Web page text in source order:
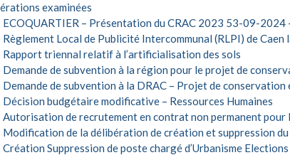
examinées
– Présentation du CRAC 2023 53-09-2024
Local de Publicité Intercommunal (RLPI) de
triennal relatif à l’artificialisation des sols
de subvention à la région pour le projet de
de subvention à la DRAC – Projet de
budgétaire modificative – Ressources Humaines
de recrutement en contrat non permanent pour
de la délibération de création et suppression
Suppression de poste chargé d’Urbanisme Elections